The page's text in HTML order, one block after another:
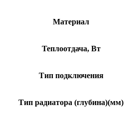
Материал
Теплоотдача, Вт
Тип подключения
Тип радиатора (глубина)(мм)